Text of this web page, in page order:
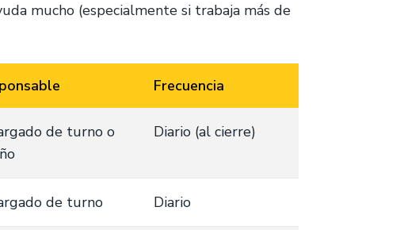
mucho (especialmente si trabaja más de
Frecuencia
de turno o
Diario (al cierre)
de turno Diario